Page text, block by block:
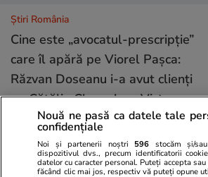
Știri România
Cine este „avocatul-prescripție”
care îl apără pe Viorel Pașca:
Răzvan Doseanu i-a avut clienți
pe Cătălin Cherecheș, Victor
Micula și pe fostul șef al CJ
Bihor Alexandru Kiss
Nouă ne pasă ca datele tale
confidențiale
Noi și partenerii noștri 596 stocăm și/
dispozitivul dvs., precum identificatorii
datelor cu caracter personal. Puteți accepta
făcând clic mai jos, respectiv vă puteți opune